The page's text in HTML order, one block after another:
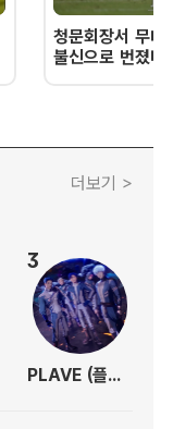
청문회장서 무너
불신으로 번졌
더보기 >
3
PLAVE (플레이브)